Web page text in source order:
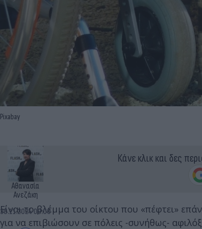
Pixabay
Αθανασία
Ανεζάκη
30.11.2024 09:00
Κάνε κλικ και δες
Είναι το βλέμμα του οίκτου που «πέφτει»
για να επιβιώσουν σε πόλεις -συνήθως-